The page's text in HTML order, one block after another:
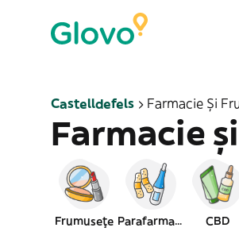
Castelldefels Farmacie Și
Farmacie
Frumusețe Parafarmacie CBD